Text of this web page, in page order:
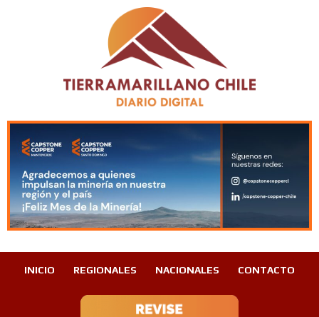
INICIO REGIONALES NACIONALES CONTACTO